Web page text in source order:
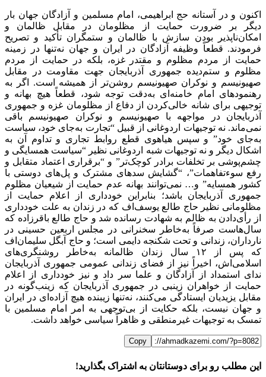
اکنون و در آستانه حج ابراهیمی، امام مسلمین و آزادگان جهان بار
دیگر بر ضرورت حمایت از مظلومان در مقابل ظالمان و
امکان‌ناپذیر بودن سازش با ظالمان و ستمگران تأکید و تصریح
فرمودند. قطعاً وظیفه آزادگان در ایران و جهان نه‌تنها در زمینه
حمایت از مردم مظلوم و مقتدر غزه، بلکه در حمایت از مردم
مظلوم و ستم‌دیده جمهوری آذربایجان جهت مقاومت در مقابل
صهیونیسم و نوکران صهیونیسم روشن‌تر از همیشه است. اگر به
رهنمودهای امام خامنه‌ای به‌دقت توجه شود، قطعاً هیچ بهانه و
توجیهی برای شانه خالی‌کردن از دفاع از مظلومان غزه و جمهوری
آذربایجان در مواجهه با صهیونیسم و نوکران صهیونیسم باقی
نمی‌ماند. نه توجیهات اردوغانی از قبیل “تجارت به‌جای خود، سیاست
به‌جای خود” و سپس هیاهوی قطع روابط تجاری و تداوم آن به
اشکال دیگر و نه توجیهات شبه اردوغانی نظیر “سیاست همسایگی و
چشم‌پوشی بر تخلفات برادر کوچک‌تر” و “برقراری اعتماد متقابل و
رفع سوءتفاهمات”، “گشایش سدهای مشترک و پل‌های دوستی با
کشور همسایه” و… نمی‌توانند بهانه عدم حمایت از شیعیان مظلوم
جمهوری آذربایجان باشد؛ بنابراین خودداری از اعلام حمایت از
مظلومانی نظیر حاج طالع یوسف‌اف که در زندان به علت خودداری
از رأی‌دادن به ظالم به شهادت رسانده شد و حاج طالع باقرزاده که
سال‌هاست صرفاً به‌خاطر سخنرانی در مجلس اربعین حسینی در
نارداران، زندانی و تحت شکنجه دایمی است؛ و حاج آبگل سلیمان‌اف
که پس از ۱۲ سال زندان ظالمانه به‌خاطر روشنگری‌های
اسلامی‌اش، اخیراً نیز از فضای زندانی عمومی جمهوری آذربایجان
ندای استمداد از آزادگان و علما سر داد و نیز خودداری از اعلام
حمایت از خواهران زینبی در جمهوری آذربایجان که زینب‌گونه در
مقابل یزیدیان ایستادگی می‌کنند، نه‌تنها زیبنده هیچ آزاده‌ای در ایران
و جهان نیست، بلکه حکایت از بی‌توجهی به امر امام مسلمین با
تمسک به توجیهات غیرمنطقی و ظاهراً سیاسی خواهد داشت.
Copy
این مطلب رو برای دوستانتان به اشتراک بگذارید!